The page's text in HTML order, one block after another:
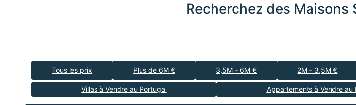
Recherchez des Maisons
Tous les prix Plus de 6M € 3,5M – 6M € 2M – 3,5M €
Villas à Vendre au Portugal Appartements à Vendre au